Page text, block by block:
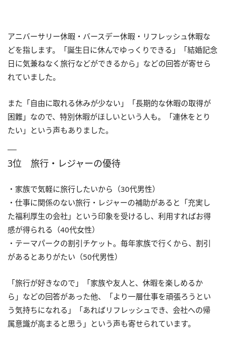
アニバーサリー休暇・バースデー休暇・リフレッシュ休暇な
どを指します。「誕生日に休んでゆっくりできる」「結婚記念
日に気兼ねなく旅行などができるから」などの回答が寄せら
れていました。
また「自由に取れる休みが少ない」「長期的な休暇の取得が
困難」なので、特別休暇がほしいという人も。「連休をとり
たい」という声もありました。
3位 旅行・レジャーの優待
・家族で気軽に旅行したいから（30代男性）
・仕事に関係のない旅行・レジャーの補助があると「充実し
た福利厚生の会社」という印象を受けるし、利用すればお得
感が得られる（40代女性）
・テーマパークの割引チケット。毎年家族で行くから、割引
があるとありがたい（50代男性）
「旅行が好きなので」「家族や友人と、休暇を楽しめるか
ら」などの回答があった他、「より一層仕事を頑張ろうとい
う気持ちになれる」「あればリフレッシュでき、会社への帰
属意識が高まると思う」という声も寄せられています。